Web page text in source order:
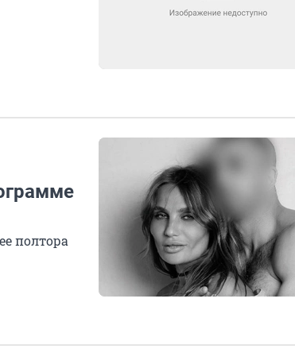
полтора